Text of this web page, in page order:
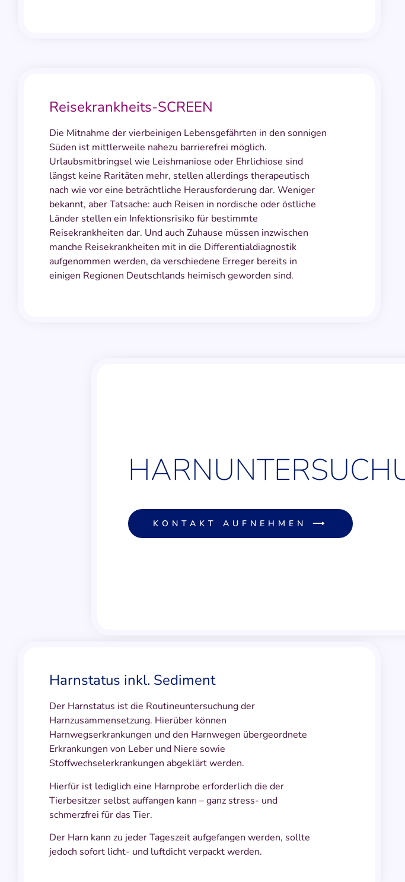
Reisekrankheits-SCREEN
Die Mitnahme der vierbeinigen Lebensgefährten in den sonnigen
Süden ist mittlerweile nahezu barrierefrei möglich.
Urlaubsmitbringsel wie Leishmaniose oder Ehrlichiose sind
längst keine Raritäten mehr, stellen allerdings therapeutisch
nach wie vor eine beträchtliche Herausforderung dar. Weniger
bekannt, aber Tatsache: auch Reisen in nordische oder östliche
Länder stellen ein Infektionsrisiko für bestimmte
Reisekrankheiten dar. Und auch Zuhause müssen inzwischen
manche Reisekrankheiten mit in die Differentialdiagnostik
aufgenommen werden, da verschiedene Erreger bereits in
einigen Regionen Deutschlands heimisch geworden sind.
KONTAKT AUFNEHMEN ⟶
Harnstatus inkl. Sediment
Der Harnstatus ist die Routineuntersuchung der
Harnzusammensetzung. Hierüber können
Harnwegserkrankungen und den Harnwegen übergeordnete
Erkrankungen von Leber und Niere sowie
Stoffwechselerkrankungen abgeklärt werden.
Hierfür ist lediglich eine Harnprobe erforderlich die der
Tierbesitzer selbst auffangen kann – ganz stress- und
schmerzfrei für das Tier.
Der Harn kann zu jeder Tageszeit aufgefangen werden, sollte
jedoch sofort licht- und luftdicht verpackt werden.